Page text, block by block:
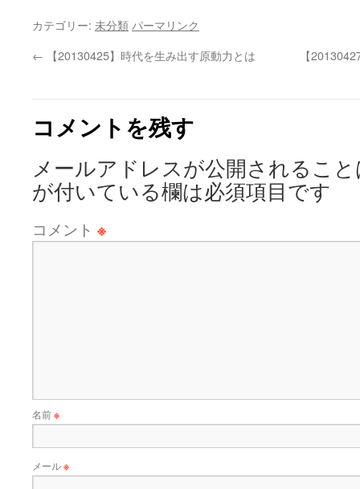
カテゴリー: 未分類 パーマリンク
← 【20130425】時代を生み出す原動力とは 【
コメントを残す
メールアドレスが公開されるこ
が付いている欄は必須項目です
コメント ※
名前※
メール※